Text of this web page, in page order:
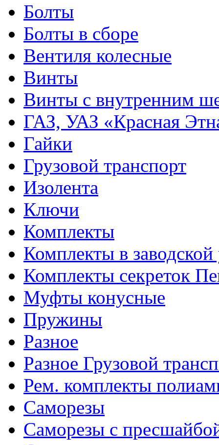
Болты
Болты в сборе
Вентиля колесные
Винты
Винты с внутренним
ГАЗ, УАЗ «Красная
Гайки
Грузовой транспорт
Изолента
Ключи
Комплекты
Комплекты в заводской
Комплекты секреток
Муфты конусные
Пружины
Разное
Разное Грузовой
Рем. комплекты
Саморезы
Саморезы с